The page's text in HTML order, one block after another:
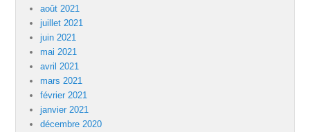
août 2021
juillet 2021
juin 2021
mai 2021
avril 2021
mars 2021
février 2021
janvier 2021
décembre 2020